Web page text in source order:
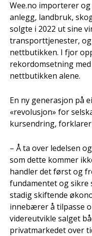
Wee.no importerer
anlegg, landbruk,
solgte i 2022 ut sine
transporttjenester,
nettbutikken. I fjor
rekordomsetning
nettbutikken alene.
En ny generasjon på
«revolusjon» for
kursendring, forklarer
– Å ta over ledelsen
som dette kommer
handler det først og
fundamentet og sikre
stadig skiftende
innebærer å tilpasse
videreutvikle salget
privatmarkedet over